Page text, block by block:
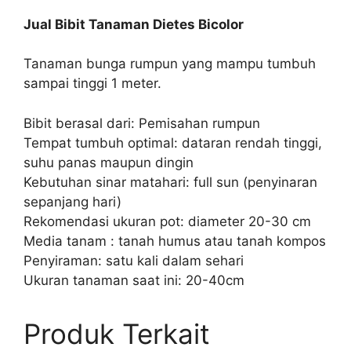
Jual Bibit Tanaman Dietes Bicolor
Tanaman bunga rumpun yang mampu tumbuh
sampai tinggi 1 meter.
Bibit berasal dari: Pemisahan rumpun
Tempat tumbuh optimal: dataran rendah tinggi,
suhu panas maupun dingin
Kebutuhan sinar matahari: full sun (penyinaran
sepanjang hari)
Rekomendasi ukuran pot: diameter 20-30 cm
Media tanam : tanah humus atau tanah kompos
Penyiraman: satu kali dalam sehari
Ukuran tanaman saat ini: 20-40cm
Produk Terkait